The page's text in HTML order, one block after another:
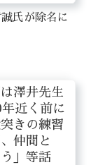
氏が除名に
澤井先生
近く前に
きの練習
仲間と
」等話